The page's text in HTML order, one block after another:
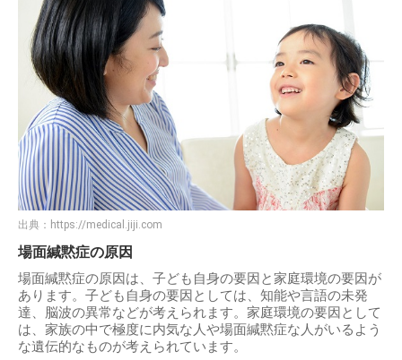
出典： https://medical.jiji.com
場面緘黙症の原因
場面緘黙症の原因は、子ども自身の要因と家庭環境の要因が
あります。子ども自身の要因としては、知能や言語の未発
達、脳波の異常などが考えられます。家庭環境の要因として
は、家族の中で極度に内気な人や場面緘黙症な人がいるよう
な遺伝的なものが考えられています。